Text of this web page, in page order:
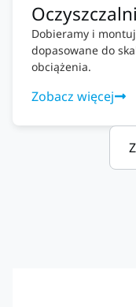
Dobieramy i
dopasowane do
obciążenia.
Zobacz więcej